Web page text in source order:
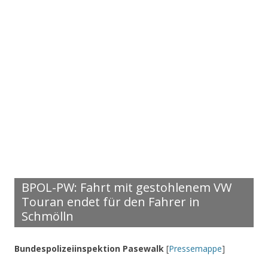
BPOL-PW: Fahrt mit gestohlenem VW
Touran endet für den Fahrer in
Schmölln
Bundespolizeiinspektion Pasewalk [Pressemappe]